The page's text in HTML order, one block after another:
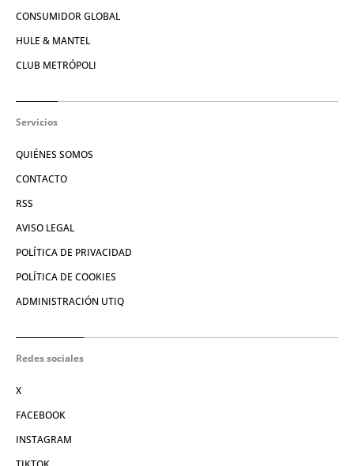
CONSUMIDOR GLOBAL
HULE & MANTEL
CLUB METRÓPOLI
Servicios
QUIÉNES SOMOS
CONTACTO
RSS
AVISO LEGAL
POLÍTICA DE PRIVACIDAD
POLÍTICA DE COOKIES
ADMINISTRACIÓN UTIQ
Redes sociales
X
FACEBOOK
INSTAGRAM